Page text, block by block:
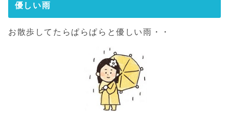
優しい雨
お散歩してたらぱらぱらと優しい雨・・